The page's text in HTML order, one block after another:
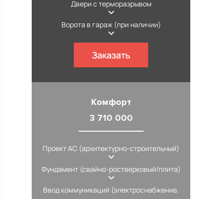
Двери с терморазрывом
Ворота в гараж (при наличии)
Заказать
Комфорт
3 710 000
Проект АС (архитектурно-строительный)
Фундамент (свайно-ростверковый/плита)
Ввод коммуникаций (электроснабжение,